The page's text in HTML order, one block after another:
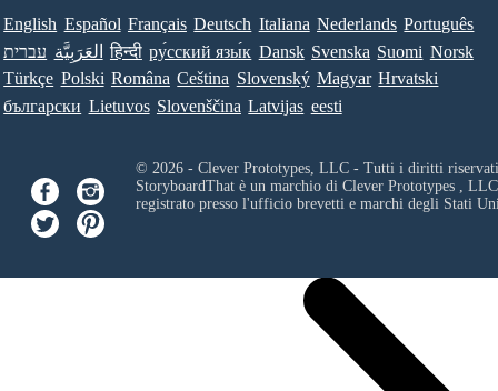
English Español Français Deutsch Italiana Nederlands Português
עברית العَرَبِيَّة हिन्दी ру́сский язы́к Dansk Svenska Suomi Norsk
Türkçe Polski Româna Ceština Slovenský Magyar Hrvatski
български Lietuvos Slovenščina Latvijas eesti
© 2026 - Clever Prototypes, LLC - Tutti i diritti
StoryboardThat è un marchio di Clever Prototypes , LLC
registrato presso l'ufficio brevetti e marchi degli Stati